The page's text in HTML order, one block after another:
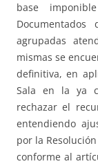
base
agrupadas
mismas se
definitiva, en
Sala en la ya
rechazar el
entendiendo
por la
conforme al